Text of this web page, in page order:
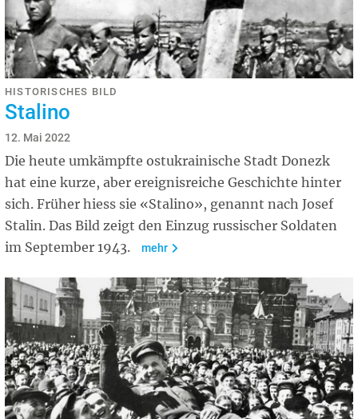
HISTORISCHES BILD
Stalino
12. Mai 2022
Die heute umkämpfte ostukrainische Stadt Donezk
hat eine kurze, aber ereignisreiche Geschichte hinter
sich. Früher hiess sie «Stalino», genannt nach Josef
Stalin. Das Bild zeigt den Einzug russischer Soldaten
im September 1943.
mehr